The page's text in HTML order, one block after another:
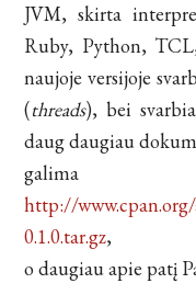
JVM, skirta
Ruby, Python,
naujoje versijoje
(threads), bei
daug daugiau
http://
0.1.0.tar.gz,
o daugiau apie patį